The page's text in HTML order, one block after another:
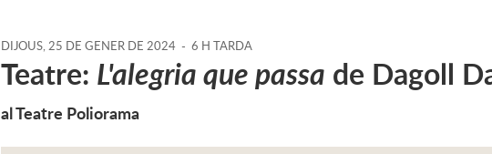
DIJOUS,25 DE GENER DE 2024 - 6 H TARDA
Teatre: L'alegria que passa de Dagoll
al Teatre Poliorama